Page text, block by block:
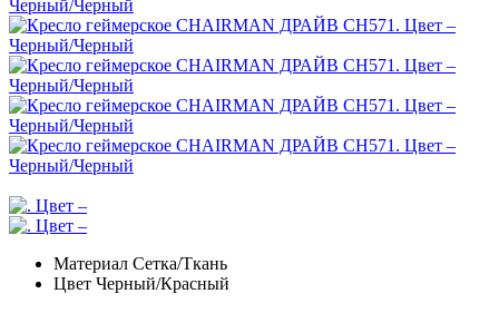
Материал Сетка/Ткань
Цвет Черный/Красный